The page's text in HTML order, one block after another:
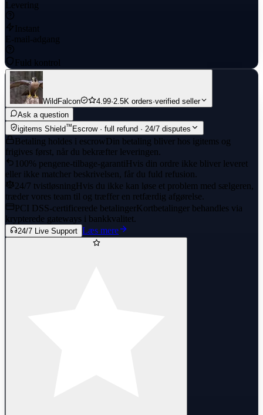
Levering
Instant
E-mail-adgang
Fuld kontrol
WildFalcon 4.99·2.5K orders·verified seller
Ask a question
igitems Shield™Escrow · full refund · 24/7 disputes
Betaling holdes i escrowDin betaling bliver hos igitems og
frigives først, når du bekræfter leveringen.
100% pengene-tilbage-garantiHvis din ordre ikke bliver leveret
eller ikke matcher beskrivelsen, får du fuld refusion.
24/7 tvistløsningHvis du ikke kan løse et problem med sælgeren,
træder vores team til og træffer en retfærdig afgørelse.
PCI DSS-certificerede betalingerKortbetalinger behandles via
krypterede gateways i bankkvalitet.
24/7 Live Support Læs mere